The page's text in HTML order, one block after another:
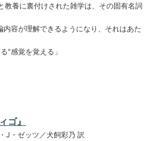
教養に裏付けされた雑学は、その固有名詞
容が理解できるようになり、それはあた
"感覚を覚える」
ゴ』
J・ゼッツ／犬飼彩乃 訳